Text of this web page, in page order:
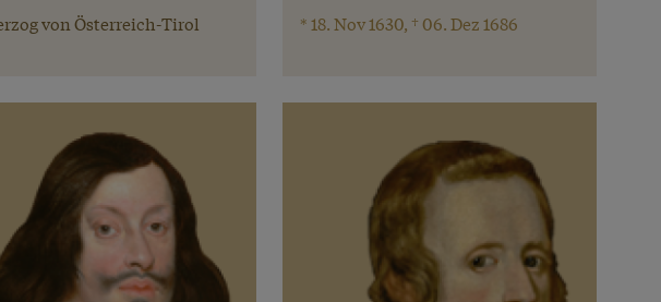
von Österreich-Tirol * 18. Nov 1630, † 06. Dez 1686